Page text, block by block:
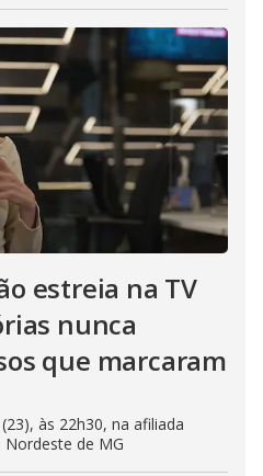
estreia na TV
nunca
que marcaram
às 22h30, na afiliada
Nordeste de MG